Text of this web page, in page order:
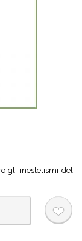
gli inestetismi del